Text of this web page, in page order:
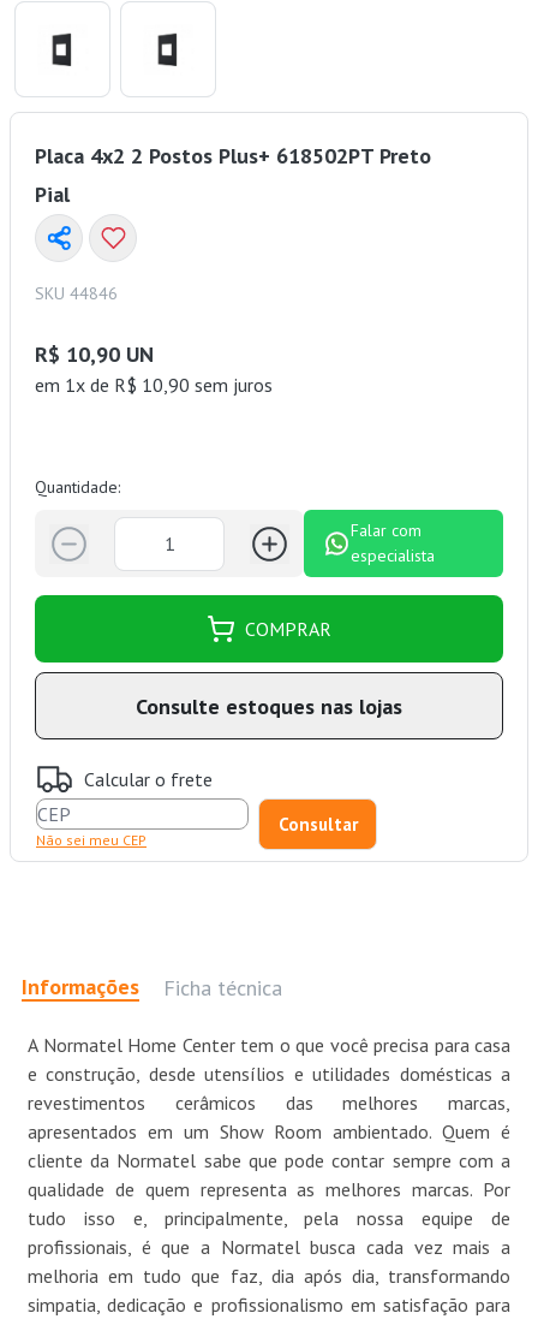
Placa 4x2 2 Postos Plus+ 618502PT Preto
Pial
SKU 44846
R$ 10,90 UN
em 1x de R$ 10,90 sem juros
Quantidade:
Falar com
especialista
COMPRAR
Consulte estoques nas lojas
Calcular o frete
Não sei meu CEP
Informações Ficha técnica
A Normatel Home Center tem o que você precisa para casa
e construção, desde utensílios e utilidades domésticas a
revestimentos cerâmicos das melhores marcas,
apresentados em um Show Room ambientado. Quem é
cliente da Normatel sabe que pode contar sempre com a
qualidade de quem representa as melhores marcas. Por
tudo isso e, principalmente, pela nossa equipe de
profissionais, é que a Normatel busca cada vez mais a
melhoria em tudo que faz, dia após dia, transformando
simpatia, dedicação e profissionalismo em satisfação para